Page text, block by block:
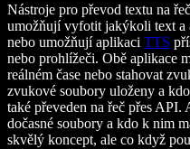
Nástroje pro převod textu na
umožňují vyfotit jakýkoli text a
nebo umožňují aplikaci TTS
nebo prohlížeči. Obě aplikace
reálném čase nebo stahovat
zvukové soubory uloženy a
také převeden na řeč přes API.
dočasné soubory a kdo k nim
skvělý koncept, ale co když